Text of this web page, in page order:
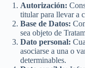
Autorización:
titular para llevar a
Base de Datos:
sea objeto de
Dato personal:
asociarse a una o
determinables.